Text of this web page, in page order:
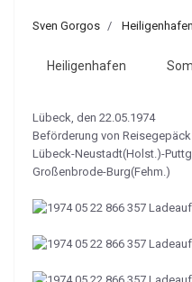
Sven Gorgos Heiligenhafen
Heiligenhafen
Lübeck, den 22.05.1974
Beförderung von
Lübeck-Neustadt(Holst.)-
Großenbrode-Burg(Fehm.)